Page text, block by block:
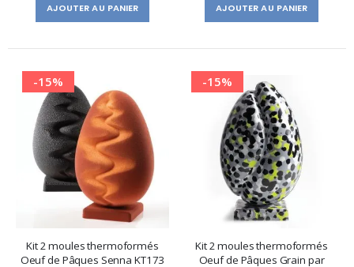
AJOUTER AU PANIER AJOUTER AU PANIER
-15%
Kit 2 moules thermoformés
Oeuf de Pâques Senna KT173
-15%
Kit 2 moules thermoformés
Oeuf de Pâques Grain par